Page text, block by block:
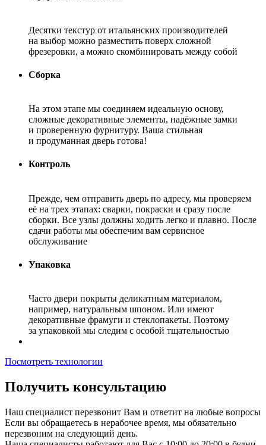
Десятки текстур от итальянских производителей
на выбор можно разместить поверх сложной
фрезеровки, а можно скомбинировать между собой
Сборка
На этом этапе мы соединяем идеальную основу,
сложные декоративные элементы, надёжные замки
и проверенную фурнитуру. Ваша стильная
и продуманная дверь готова!
Контроль
Прежде, чем отправить дверь по адресу, мы проверяем
её на трех этапах: сварки, покраски и сразу после
сборки. Все узлы должны ходить легко и плавно. После
сдачи работы мы обеспечим вам сервисное
обслуживание
Упаковка
Часто двери покрыты деликатным материалом,
например, натуральным шпоном. Или имеют
декоративные фрамуги и стеклопакеты. Поэтому
за упаковкой мы следим с особой тщательностью
Посмотреть технологии
Получить консультацию
Наш специалист перезвонит Вам и ответит на любые вопросы
Если вы обращаетесь в нерабочее время, мы обязательно
перезвоним на следующий день.